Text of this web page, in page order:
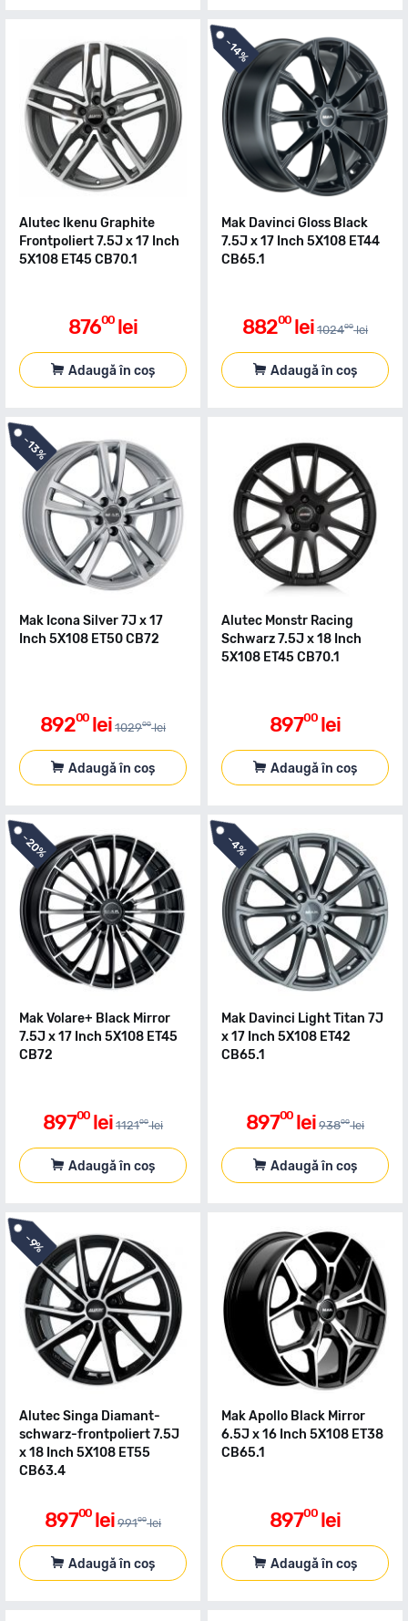
Alutec Ikenu Graphite
Frontpoliert 7.5J x 17 Inch
5X108 ET45 CB70.1
87600 lei
Adaugă în coș
-14%
Mak Davinci Gloss Black
7.5J x 17 Inch 5X108 ET44
CB65.1
88200 lei 102400 lei
Adaugă în coș
-13%
Mak Icona Silver 7J x 17
Inch 5X108 ET50 CB72
89200 lei 102900 lei
Adaugă în coș
Alutec Monstr Racing
Schwarz 7.5J x 18 Inch
5X108 ET45 CB70.1
89700 lei
Adaugă în coș
-20%
Mak Volare+ Black Mirror
7.5J x 17 Inch 5X108 ET45
CB72
89700 lei 112100 lei
Adaugă în coș
-
4%
Mak Davinci Light Titan 7J
x 17 Inch 5X108 ET42
CB65.1
89700 lei 93800 lei
Adaugă în coș
-
9%
Alutec Singa Diamant-
schwarz-frontpoliert 7.5J
x 18 Inch 5X108 ET55
CB63.4
89700 lei 99100 lei
Adaugă în coș
Mak Apollo Black Mirror
6.5J x 16 Inch 5X108 ET38
CB65.1
89700 lei
Adaugă în coș